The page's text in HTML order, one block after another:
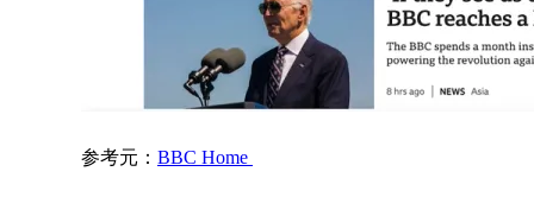
参考元： BBC Home